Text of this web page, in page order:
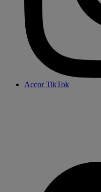
Accor TikTok